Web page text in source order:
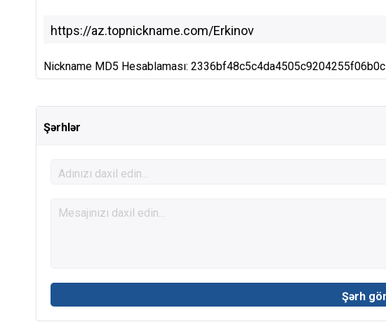
Nickname MD5 Hesablaması: 2336bf48c5c4da4505c9204255f06b0c
Şərhlər